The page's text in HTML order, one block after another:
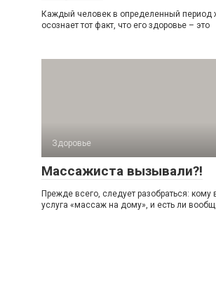
Каждый человек в определенный период
осознает тот факт, что его здоровье – это
Здоровье
Массажиста вызывали?!
Прежде всего, следует разобраться: кому
услуга «массаж на дому», и есть ли